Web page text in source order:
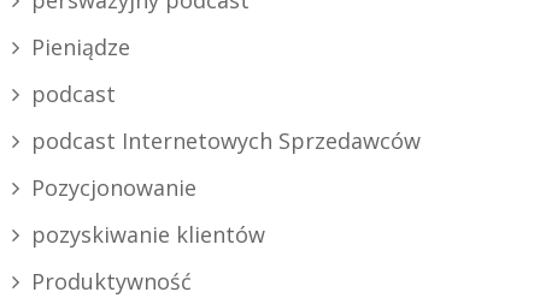
Pieniądze
podcast
podcast Internetowych Sprzedawców
Pozycjonowanie
pozyskiwanie klientów
Produktywność